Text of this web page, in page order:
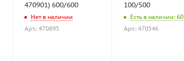
470901) 600/600
Нет в наличии
Арт.: 470895
100/500
Есть в наличии: 60
Арт.: 470546